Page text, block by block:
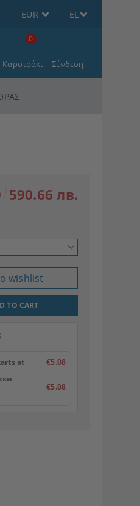
EUR EL
Καροτσάκι
0
Σύνδεση
590.66 лв.
wishlist
at
€5.08
€5.08